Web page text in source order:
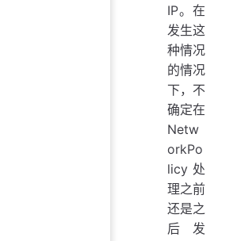
IP。在
发生这
种情况
的情况
下，不
确定在
Netw
orkPo
licy 处
理之前
还是之
后发